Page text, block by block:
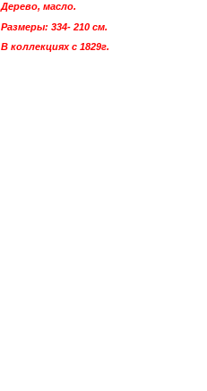
Дерево, масло.
Размеры: 334- 210 см.
В коллекциях с 1829г.